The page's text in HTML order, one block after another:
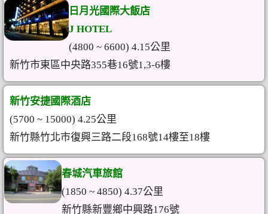
日月光國際大飯店
J HOTEL
(4800 ~ 6600) 4.15公里
新竹市東區中央路355巷16號1,3-6樓
新竹安捷國際酒店
(5700 ~ 15000) 4.25公里
新竹縣竹北市復興三路二段168號14樓至18樓
春城汽車旅館
(1850 ~ 4850) 4.37公里
新竹縣新豐鄉中興路176號